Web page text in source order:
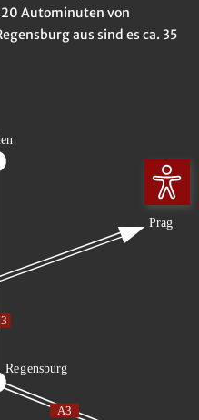
Autominuten von
aus sind es ca. 35